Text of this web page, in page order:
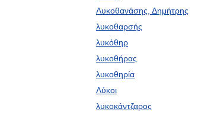
Λυκοθανάσης, Δημήτρης
λυκοθαρσής
λυκόθηρ
λυκοθήρας
λυκοθηρία
Λύκοι
λυκοκάντζαρος